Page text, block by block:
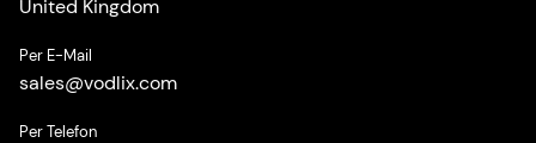
United Kingdom
Per E-Mail
sales@vodlix.com
Per Telefon